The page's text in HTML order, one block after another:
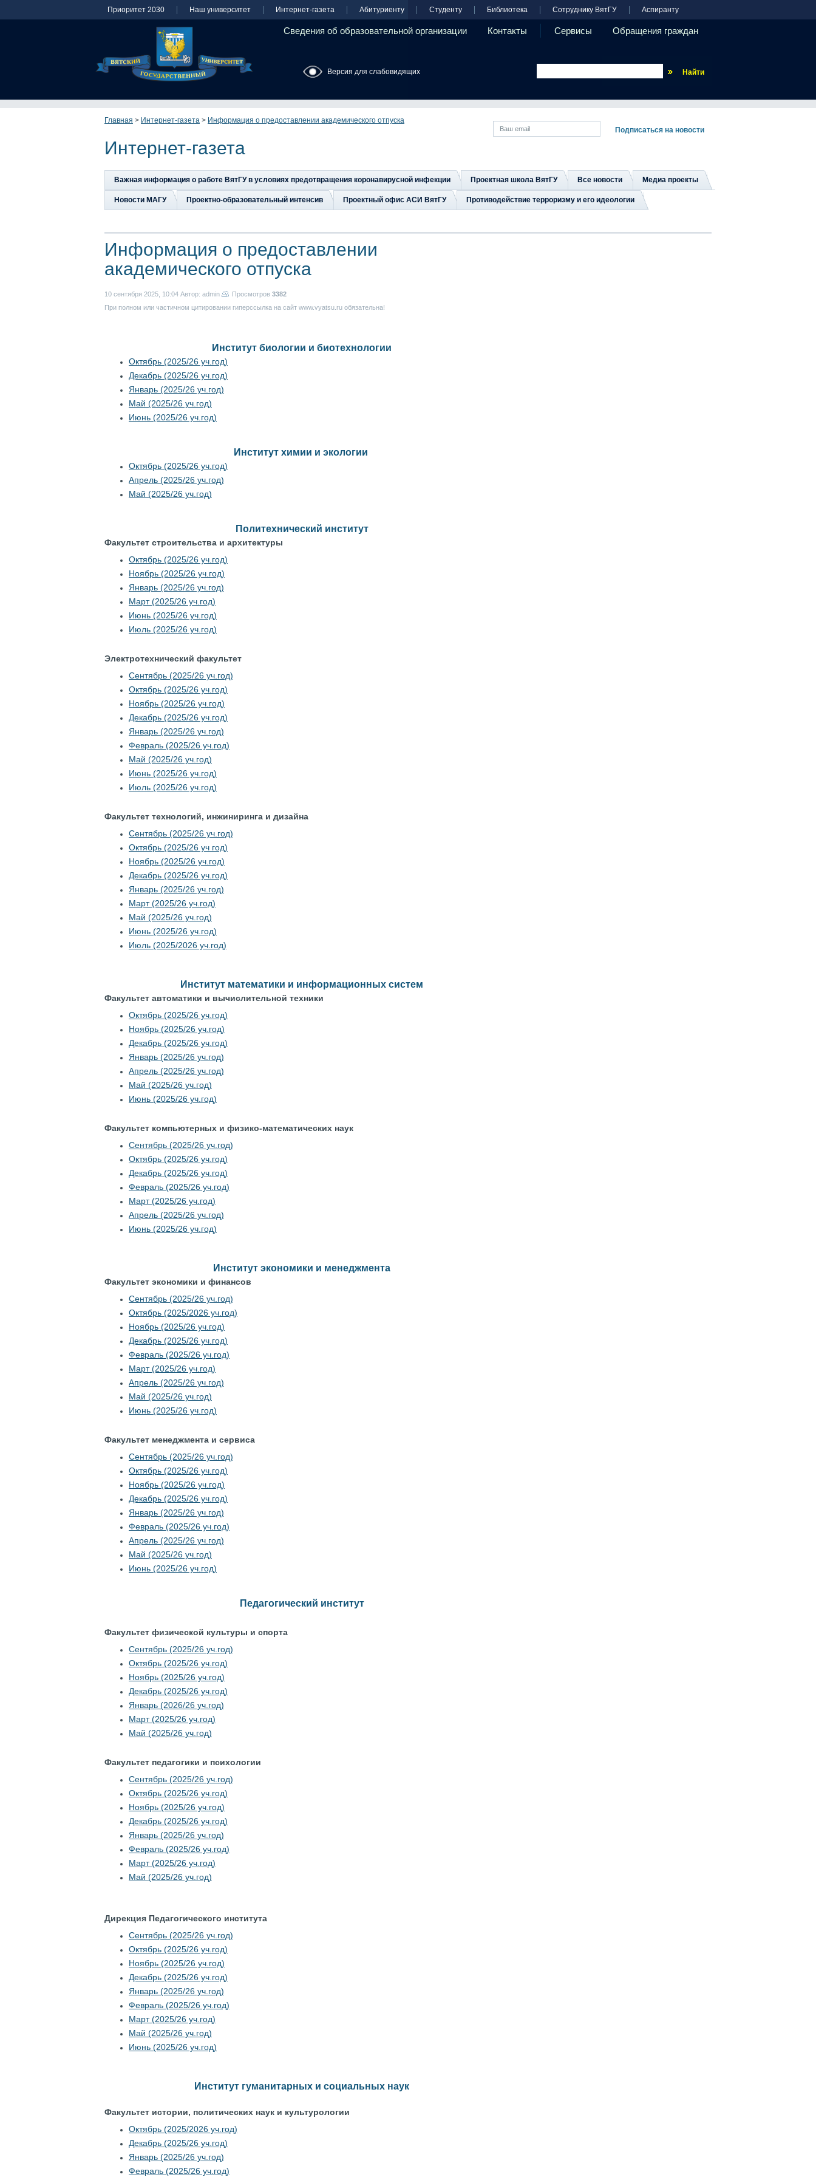
Приоритет 2030 Наш университет Интернет-газета Абитуриенту Студенту Библиотека Сотруднику ВятГУ Аспиранту
Сведения об образовательной организации Контакты Сервисы Обращения граждан
Версия для слабовидящих
Главная > Интернет-газета > Информация о предоставлении академического отпуска
Интернет-газета
Важная информация о работе ВятГУ в условиях предотвращения коронавирусной инфекции Проектная школа ВятГУ Все новости Медиа проекты
Новости МАГУ Проектно-образовательный интенсив Проектный офис АСИ ВятГУ Противодействие терроризму и его идеологии
Информация о предоставлении
академического отпуска
10 сентября 2025, 10:04 Автор: admin Просмотров 3382
При полном или частичном цитировании гиперссылка на сайт www.vyatsu.ru обязательна!
Институт биологии и биотехнологии
Октябрь (2025/26 уч.год)
Декабрь (2025/26 уч.год)
Январь (2025/26 уч.год)
Май (2025/26 уч.год)
Июнь (2025/26 уч.год)
Институт химии и экологии
Октябрь (2025/26 уч.год)
Апрель (2025/26 уч.год)
Май (2025/26 уч.год)
Политехнический институт
Факультет строительства и архитектуры
Октябрь (2025/26 уч.год)
Ноябрь (2025/26 уч.год)
Январь (2025/26 уч.год)
Март (2025/26 уч.год)
Июнь (2025/26 уч.год)
Июль (2025/26 уч.год)
Электротехнический факультет
Сентябрь (2025/26 уч.год)
Октябрь (2025/26 уч.год)
Ноябрь (2025/26 уч.год)
Декабрь (2025/26 уч.год)
Январь (2025/26 уч.год)
Февраль (2025/26 уч.год)
Май (2025/26 уч.год)
Июнь (2025/26 уч.год)
Июль (2025/26 уч.год)
Факультет технологий, инжиниринга и дизайна
Сентябрь (2025/26 уч.год)
Октябрь (2025/26 уч год)
Ноябрь (2025/26 уч.год)
Декабрь (2025/26 уч.год)
Январь (2025/26 уч.год)
Март (2025/26 уч.год)
Май (2025/26 уч.год)
Июнь (2025/26 уч.год)
Июль (2025/2026 уч.год)
Институт математики и информационных систем
Факультет автоматики и вычислительной техники
Октябрь (2025/26 уч.год)
Ноябрь (2025/26 уч.год)
Декабрь (2025/26 уч.год)
Январь (2025/26 уч.год)
Апрель (2025/26 уч.год)
Май (2025/26 уч.год)
Июнь (2025/26 уч.год)
Факультет компьютерных и физико-математических наук
Сентябрь (2025/26 уч.год)
Октябрь (2025/26 уч.год)
Декабрь (2025/26 уч.год)
Февраль (2025/26 уч.год)
Март (2025/26 уч.год)
Апрель (2025/26 уч.год)
Июнь (2025/26 уч.год)
Институт экономики и менеджмента
Факультет экономики и финансов
Сентябрь (2025/26 уч.год)
Октябрь (2025/2026 уч.год)
Ноябрь (2025/26 уч.год)
Декабрь (2025/26 уч.год)
Февраль (2025/26 уч.год)
Март (2025/26 уч.год)
Апрель (2025/26 уч.год)
Май (2025/26 уч.год)
Июнь (2025/26 уч.год)
Факультет менеджмента и сервиса
Сентябрь (2025/26 уч.год)
Октябрь (2025/26 уч.год)
Ноябрь (2025/26 уч.год)
Декабрь (2025/26 уч.год)
Январь (2025/26 уч.год)
Февраль (2025/26 уч.год)
Апрель (2025/26 уч.год)
Май (2025/26 уч.год)
Июнь (2025/26 уч.год)
Педагогический институт
Факультет физической культуры и спорта
Сентябрь (2025/26 уч.год)
Октябрь (2025/26 уч.год)
Ноябрь (2025/26 уч.год)
Декабрь (2025/26 уч.год)
Январь (2026/26 уч.год)
Март (2025/26 уч.год)
Май (2025/26 уч.год)
Факультет педагогики и психологии
Сентябрь (2025/26 уч.год)
Октябрь (2025/26 уч.год)
Ноябрь (2025/26 уч.год)
Декабрь (2025/26 уч.год)
Январь (2025/26 уч.год)
Февраль (2025/26 уч.год)
Март (2025/26 уч.год)
Май (2025/26 уч.год)
Дирекция Педагогического института
Сентябрь (2025/26 уч.год)
Октябрь (2025/26 уч.год)
Ноябрь (2025/26 уч.год)
Декабрь (2025/26 уч.год)
Январь (2025/26 уч.год)
Февраль (2025/26 уч.год)
Март (2025/26 уч.год)
Май (2025/26 уч.год)
Июнь (2025/26 уч.год)
Институт гуманитарных и социальных наук
Факультет истории, политических наук и культурологии
Октябрь (2025/2026 уч.год)
Декабрь (2025/26 уч.год)
Январь (2025/26 уч.год)
Февраль (2025/26 уч.год)